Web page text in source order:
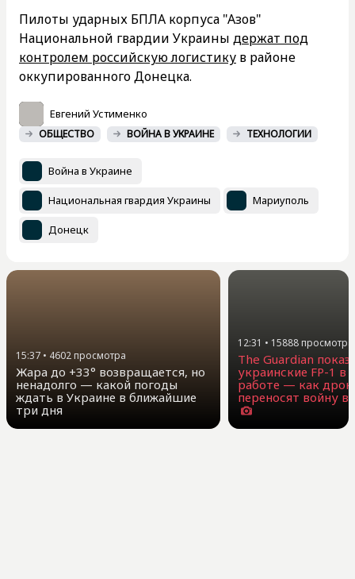
Пилоты ударных БПЛА корпуса "Азов"
Национальной гвардии Украины держат под
контролем российскую логистику в районе
оккупированного Донецка.
Евгений Устименко
ОБЩЕСТВО ВОЙНА В УКРАИНЕ ТЕХНОЛОГИИ
Война в Украине
Национальная гвардия Украины Мариуполь
Донецк
15:37 • 4602просмотра
Жара до +33° возвращается, но
ненадолго — какой погоды
ждать в Украине в ближайшие
три дня
12:31 • 15888просмотра
The Guardian
украинские FP-1 в
работе — как
переносят войну